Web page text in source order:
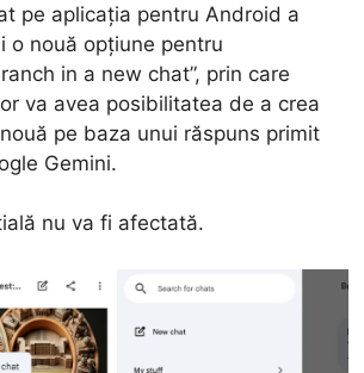
pe aplicația pentru Android a
o nouă opțiune pentru
in a new chat”, prin care
va avea posibilitatea de a crea
pe baza unui răspuns primit
Gemini.
nu va fi afectată.